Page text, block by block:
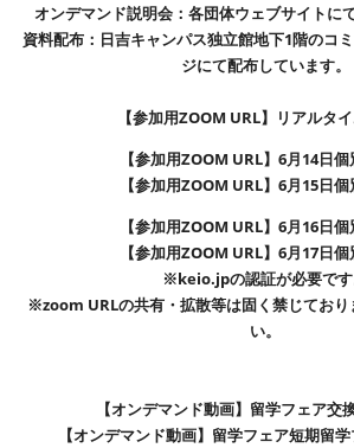
オンデマンド説明会：各団体ウェブサイトに
資料配布：日吉キャンパス独立館地下1階のコ
ジにて配布しています。
【参加用ZOOM URL】
リアルタ
【参加用ZOOM URL】 6月14日
【参加用ZOOM URL】 6月15日
【参加用ZOOM URL】 6月16日
【参加用ZOOM URL】 6月17日
※keio.jpの認証が必要です
※zoom URLの共有・拡散等は固く禁じており
い。
【オンデマンド動画】留学フェア交
【オンデマンド動画】留学フェア短期留